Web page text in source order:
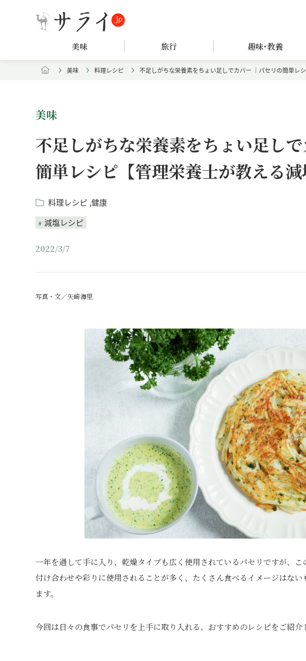
美味 旅行 趣味･教養
美味 料理レシピ 不足しがちな栄養素をちょい足しでカバー ｜パセリの簡単レ
美味
不足しがちな栄養素をちょい足し
簡単レシピ【管理栄養士が教える減
料理レシピ 健康
減塩レシピ
2022/3/7
写真・文／矢崎海里
一年を通して手に入り、乾燥タイプも広く使用されているパセリですが、こ
付け合わせや彩りに使用されることが多く、たくさん食べるイメージはな
ます。
今回は日々の食事でパセリを上手に取り入れる、おすすめのレシピをご紹介